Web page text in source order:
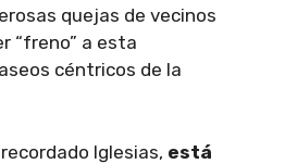
quejas de vecinos
“freno” a esta
céntricos de la
Iglesias, está